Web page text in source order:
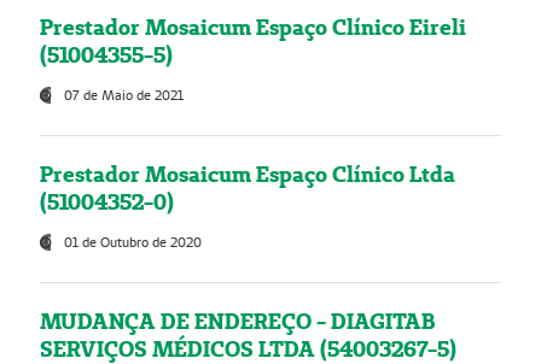
Prestador Mosaicum Espaço Clínico Eireli
(51004355-5)
07 de Maio de 2021
Prestador Mosaicum Espaço Clínico Ltda
(51004352-0)
01 de Outubro de 2020
MUDANÇA DE ENDEREÇO - DIAGITAB
SERVIÇOS MÉDICOS LTDA (54003267-5)